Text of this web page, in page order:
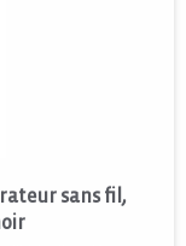
sans fil,